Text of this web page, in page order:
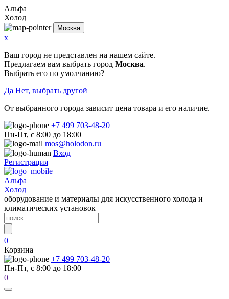
Альфа
Холод
Москва
x
Ваш город не представлен на нашем сайте.
Предлагаем вам выбрать город Москва.
Выбрать его по умолчанию?
Да Нет, выбрать другой
От выбранного города зависит цена товара и его наличие.
+7 499 703-48-20
Пн-Пт, с 8:00 до 18:00
mos@holodon.ru
Вход
Регистрация
Альфа
Холод
оборудование и материалы для искусственного холода и
климатических установок
0
Корзина
+7 499 703-48-20
Пн-Пт, с 8:00 до 18:00
0